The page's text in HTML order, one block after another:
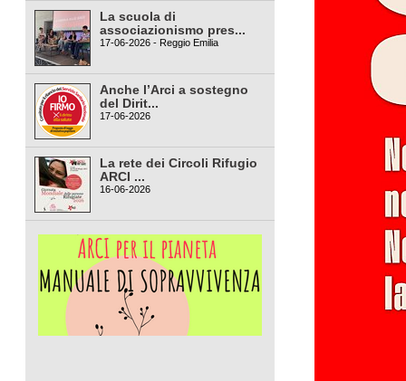
La scuola di
associazionismo pres...
17-06-2026 - Reggio Emilia
Anche l’Arci a sostegno
del Dirit...
17-06-2026
La rete dei Circoli Rifugio
ARCI ...
16-06-2026